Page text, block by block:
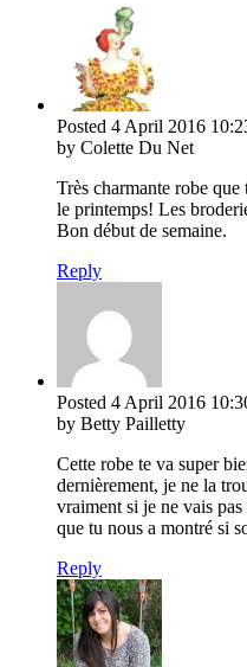
Posted 4 April 2016
by Colette Du Net
Très charmante robe
le printemps! Les
Bon début de semaine.
Reply
Posted 4 April 2016
by Betty Pailletty
Cette robe te va super
dernièrement, je ne la
vraiment si je ne vais
que tu nous a montré si
Reply